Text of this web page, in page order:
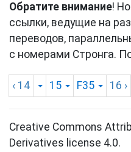
Обратите внимание!
ссылки, ведущие на
переводов,
с номерами Стронга.
‹ 14 15 F35 16 ›
Creative Commons
Derivatives license 4.0.